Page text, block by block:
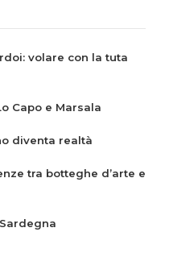
volare con la tuta
Capo e Marsala
diventa realtà
tra botteghe d’arte e